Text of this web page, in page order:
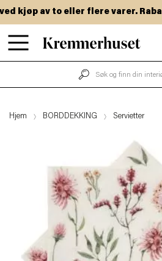
Hopp
til
kjøp av to eller flere varer.
Hjem BORDDEKKING Servietter